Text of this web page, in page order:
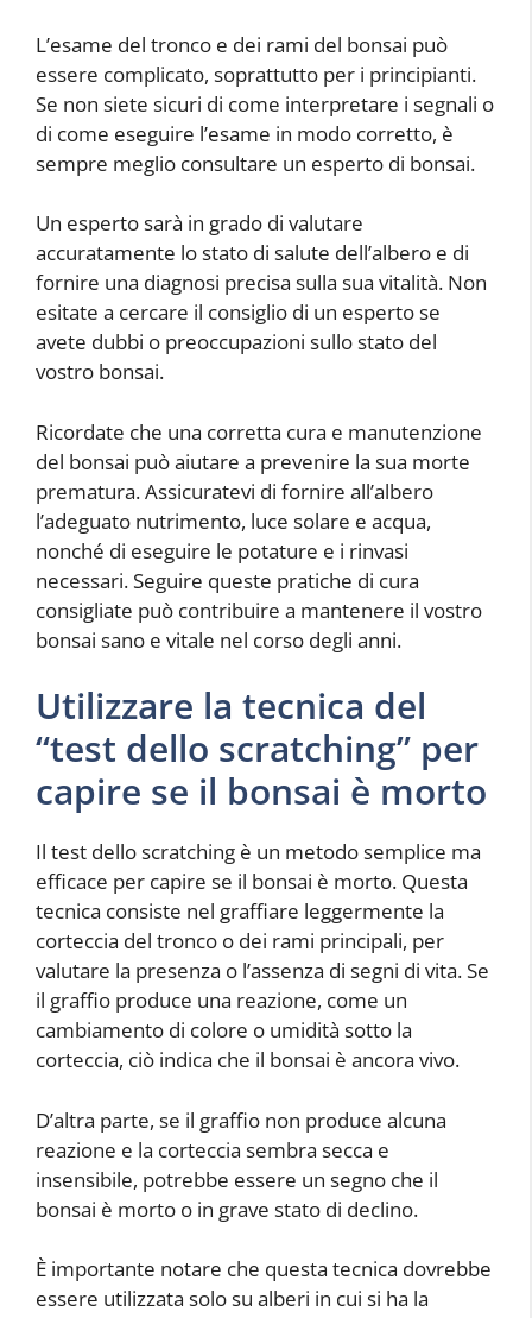
L’esame del tronco e dei rami del bonsai può
essere complicato, soprattutto per i principianti.
Se non siete sicuri di come interpretare i segnali o
di come eseguire l’esame in modo corretto, è
sempre meglio consultare un esperto di bonsai.
Un esperto sarà in grado di valutare
accuratamente lo stato di salute dell’albero e di
fornire una diagnosi precisa sulla sua vitalità. Non
esitate a cercare il consiglio di un esperto se
avete dubbi o preoccupazioni sullo stato del
vostro bonsai.
Ricordate che una corretta cura e manutenzione
del bonsai può aiutare a prevenire la sua morte
prematura. Assicuratevi di fornire all’albero
l’adeguato nutrimento, luce solare e acqua,
nonché di eseguire le potature e i rinvasi
necessari. Seguire queste pratiche di cura
consigliate può contribuire a mantenere il vostro
bonsai sano e vitale nel corso degli anni.
Utilizzare la tecnica del
“test dello scratching” per
capire se il bonsai è morto
Il test dello scratching è un metodo semplice ma
efficace per capire se il bonsai è morto. Questa
tecnica consiste nel graffiare leggermente la
corteccia del tronco o dei rami principali, per
valutare la presenza o l’assenza di segni di vita. Se
il graffio produce una reazione, come un
cambiamento di colore o umidità sotto la
corteccia, ciò indica che il bonsai è ancora vivo.
D’altra parte, se il graffio non produce alcuna
reazione e la corteccia sembra secca e
insensibile, potrebbe essere un segno che il
bonsai è morto o in grave stato di declino.
È importante notare che questa tecnica dovrebbe
essere utilizzata solo su alberi in cui si ha la